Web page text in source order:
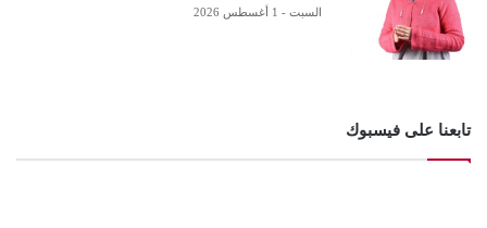
السبت - 1 أغسطس 2026
تابعنا على فيسبوك